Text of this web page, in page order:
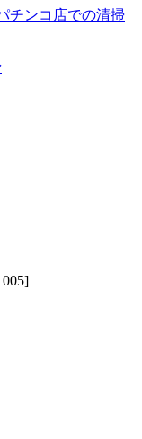
チンコ店での清掃